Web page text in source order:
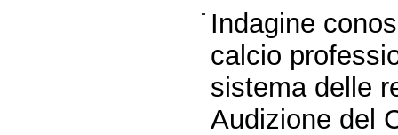
Indagine
calcio
sistema delle
Audizione del